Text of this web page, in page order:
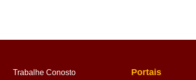
Trabalhe Conosto Portais